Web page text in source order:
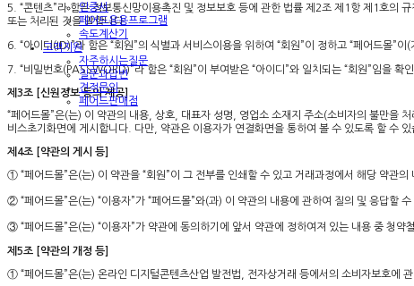
인증서
페어드응용프로그램
속도계산기
고객지원
자주하시는질문
질문과답변
견적문의
페어드판매점
5. “콘텐츠”라 함은 정보통신망이용촉진 및 정보보호 등에 관한 법률 제2조 제1항 제1호의
또는 처리된 것을 말합니다.
6. “아이디(ID)”라 함은 “회원”의 식별과 서비스이용을 위하여 “회원”이 정하고 “페어드몰”
7. “비밀번호(PASSWORD)”라 함은 “회원”이 부여받은 “아이디”와 일치되는 “회원”임을
제3조 [신원정보 등의 제공]
“페어드몰”은(는) 이 약관의 내용, 상호, 대표자 성명, 영업소 소재지 주소(소비자의 불만을
비스초기화면에 게시합니다. 다만, 약관은 이용자가 연결화면을 통하여 볼 수 있도록 할 수 있
제4조 [약관의 게시 등]
① “페어드몰”은(는) 이 약관을 “회원”이 그 전부를 인쇄할 수 있고 거래과정에서 해당 약관의
② “페어드몰”은(는) “이용자”가 “페어드몰”와(과) 이 약관의 내용에 관하여 질의 및 응답할
③ “페어드몰”은(는) “이용자”가 약관에 동의하기에 앞서 약관에 정하여져 있는 내용 중 청
제5조 [약관의 개정 등]
① “페어드몰”은(는) 온라인 디지털콘텐츠산업 발전법, 전자상거래 등에서의 소비자보호에